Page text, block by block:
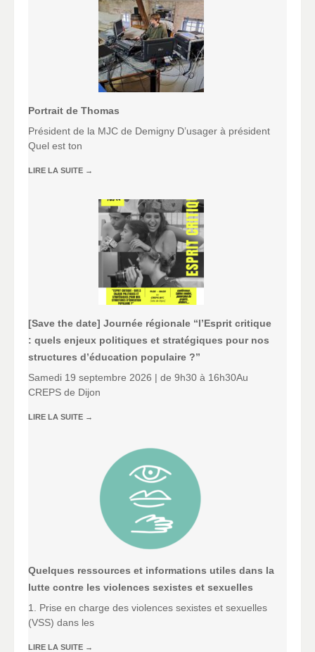
Portrait de Thomas
Président de la MJC de Demigny D’usager à président
Quel est ton
LIRE LA SUITE →
[Save the date] Journée régionale “l’Esprit critique
: quels enjeux politiques et stratégiques pour nos
structures d’éducation populaire ?”
Samedi 19 septembre 2026 | de 9h30 à 16h30Au
CREPS de Dijon
LIRE LA SUITE →
Quelques ressources et informations utiles dans la
lutte contre les violences sexistes et sexuelles
1. Prise en charge des violences sexistes et sexuelles
(VSS) dans les
LIRE LA SUITE →